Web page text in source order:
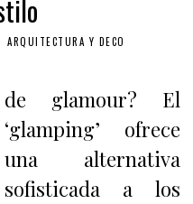
ARQUITECTURA Y DECO
de glamour? El
‘glamping’ ofrece
una alternativa
sofisticada a los